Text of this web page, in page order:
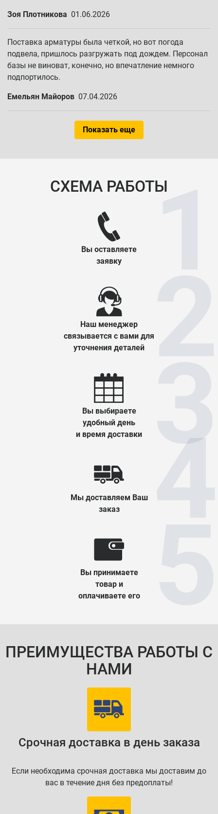
Зоя Плотникова 01.06.2026
Поставка арматуры была четкой, но вот погода
подвела, пришлось разгружать под дождем. Персонал
базы не виноват, конечно, но впечатление немного
подпортилось.
Емельян Майоров 07.04.2026
Показать еще
СХЕМА РАБОТЫ
Вы оставляете
заявку
Наш менеджер
связывается с вами для
уточнения деталей
Вы выбираете
удобный день
и время доставки
Мы доставляем Ваш
заказ
Вы принимаете
товар и
оплачиваете его
ПРЕИМУЩЕСТВА РАБОТЫ С
НАМИ
Срочная доставка в день заказа
Если необходима срочная доставка мы доставим до
вас в течение дня без предоплаты!